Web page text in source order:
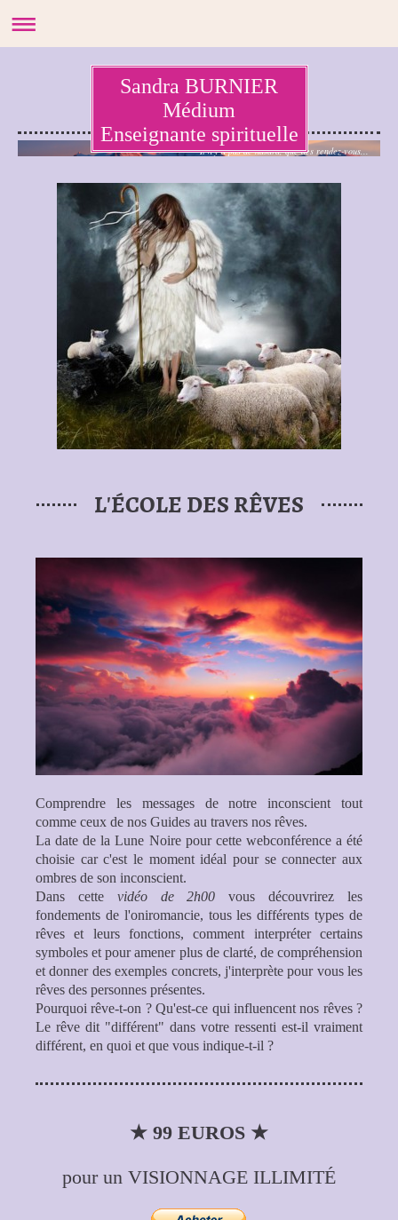
Sandra BURNIER
Médium
Enseignante spirituelle
Il n'y a pas de hasard, que des rendez-vous...
L'ÉCOLE DES RÊVES
Comprendre les messages de notre inconscient tout
comme ceux de nos Guides au travers nos rêves.
La date de la Lune Noire pour cette webconférence a été
choisie car c'est le moment idéal pour se connecter aux
ombres de son inconscient.
Dans cette vidéo de 2h00 vous découvrirez les
fondements de l'oniromancie, tous les différents types de
rêves et leurs fonctions, comment interpréter certains
symboles et pour amener plus de clarté, de compréhension
et donner des exemples concrets, j'interprètepour vous les
rêves des personnes présentes.
Pourquoi rêve-t-on ? Qu'est-ce qui influencent nos rêves ?
Le rêve dit "différent" dans votre ressenti est-il vraiment
différent, en quoi et que vous indique-t-il ?
★ 99 EUROS ★
pour un VISIONNAGE ILLIMITÉ